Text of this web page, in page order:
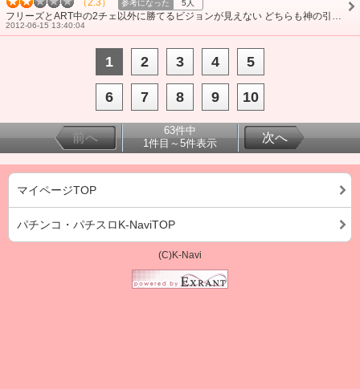
（2.3） 参考になった 5人
フリーズとART中の2チェ以外に勝てるビジョンが見えない どちらも神の引きを要求されるから自分には無理です
2012-06-15 13:40:04
1 2 3 4 5
6 7 8 9 10
前へ
63件中
1件目～5件表示
次へ
マイページTOP
パチンコ・パチスロK-NaviTOP
(C)K-Navi